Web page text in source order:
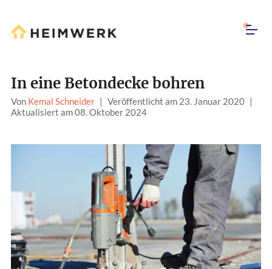
In eine Betondecke bohren
Von Kemal Schneider | Veröffentlicht am 23. Januar 2020 |
Aktualisiert am 08. Oktober 2024